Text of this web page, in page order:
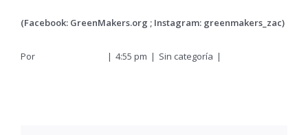
(Facebook: GreenMakers.org ; Instagram: greenmakers_zac)
Por | 4:55 pm | Sin categoría |